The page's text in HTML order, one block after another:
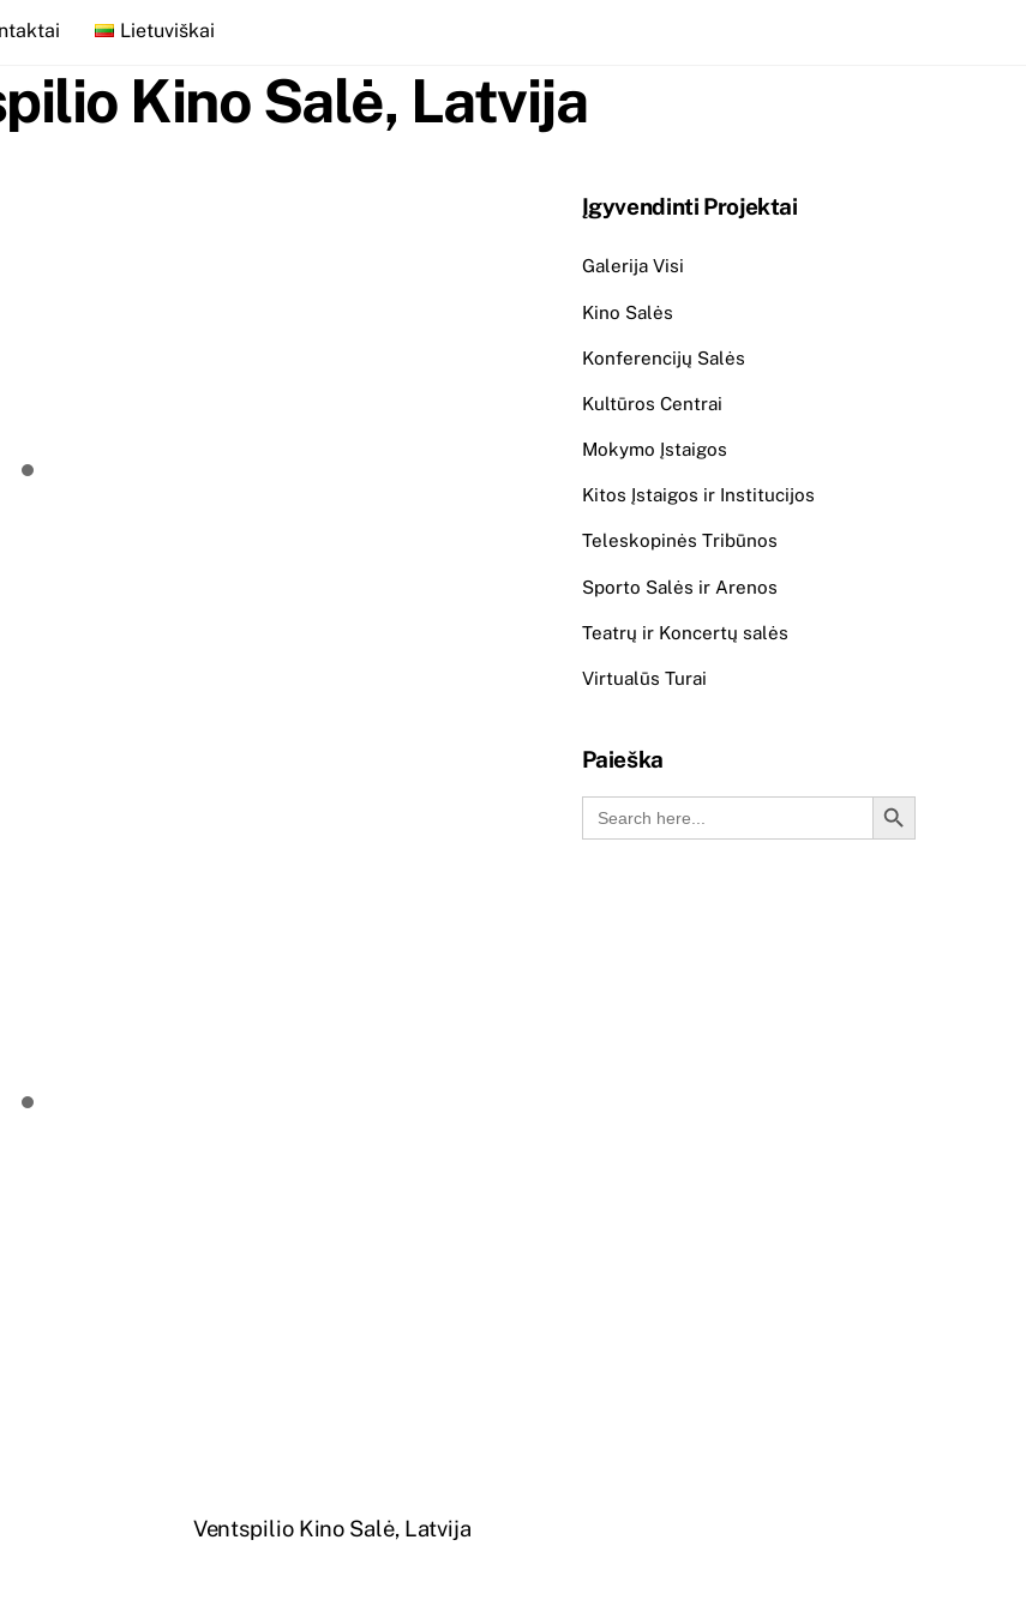
Lietuviškai
Kino Salė, Latvija
Ventspilio Kino Salė, Latvija
Įgyvendinti Projektai
Galerija Visi
Kino Salės
Konferencijų Salės
Kultūros Centrai
Mokymo Įstaigos
Kitos Įstaigos ir Institucijos
Teleskopinės Tribūnos
Sporto Salės ir Arenos
Teatrų ir Koncertų salės
Virtualūs Turai
Paieška
Search
for:
Search Button